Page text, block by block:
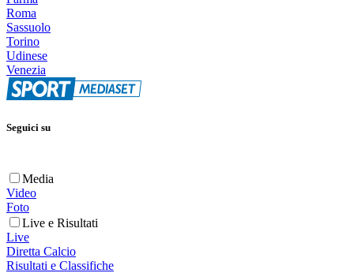
Roma
Sassuolo
Torino
Udinese
Venezia
Seguici su
Media
Video
Foto
Live e Risultati
Live
Diretta Calcio
Risultati e Classifiche